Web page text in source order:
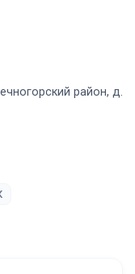
район, д.